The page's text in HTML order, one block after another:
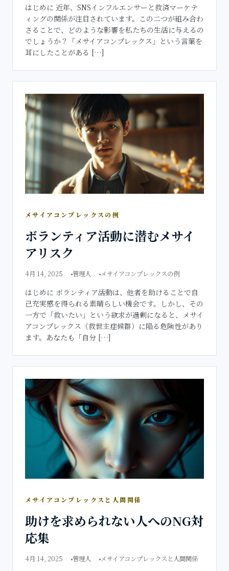
はじめに 近年、SNSインフルエンサーと救済マーケテ
ィングの関係が注目されています。この二つが組み合わ
さることで、どのような影響を私たちの生活に与えるの
でしょうか？「メサイアコンプレックス」という言葉を
耳にしたことがある […]
メサイアコンプレックスの例
ボランティア活動に潜むメサイ
アリスク
4月 14, 2025 管理人 メサイアコンプレックスの例
はじめに ボランティア活動は、他者を助けることで自
己充実感を得られる素晴らしい機会です。しかし、その
一方で「救いたい」という欲求が過剰になると、メサイ
アコンプレックス（救世主症候群）に陥る危険性があり
ます。あなたも「自分 […]
メサイアコンプレックスと人間関係
助けを求められない人へのNG対
応集
4月 14, 2025 管理人 メサイアコンプレックスと人間関係